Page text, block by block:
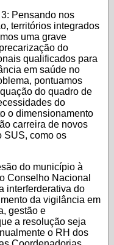
Pensando nos
territórios integrados
uma grave
do
qualificados para
em saúde no
pontuamos
do quadro de
do
o dimensionamento
carreira de novos
SUS, como os
do município à
Conselho Nacional
interferderativa do
da vigilância em
gestão e
a resolução seja
o RH dos